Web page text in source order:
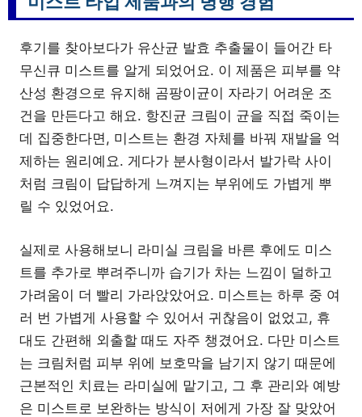
후기를 찾아보다가 유산균 발효 추출물이 들어간 타
무신큐 미스트를 알게 되었어요. 이 제품은 피부를 약
산성 환경으로 유지해 곰팡이균이 자라기 어려운 조
건을 만든다고 해요. 항진균 크림이 균을 직접 죽이는
데 집중한다면, 미스트는 환경 자체를 바꿔 재발을 억
제하는 원리예요. 게다가 분사형이라서 발가락 사이
처럼 크림이 답답하게 느껴지는 부위에도 가볍게 뿌
릴 수 있었어요.
실제로 사용해보니 라미실 크림을 바른 후에도 미스
트를 추가로 뿌려주니까 습기가 차는 느낌이 덜하고
가려움이 더 빨리 가라앉았어요. 미스트는 하루 중 여
러 번 가볍게 사용할 수 있어서 귀찮음이 없었고, 휴
대도 간편해 외출할 때도 자주 챙겼어요. 다만 미스트
는 크림처럼 피부 위에 보호막을 남기지 않기 때문에
근본적인 치료는 라미실에 맡기고, 그 후 관리와 예방
은 미스트로 보완하는 방식이 저에게 가장 잘 맞았어